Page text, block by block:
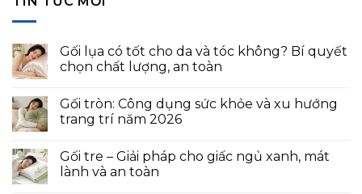
Gối lụa có tốt cho da và tóc không? Bí quyết
chọn chất lượng, an toàn
Gối tròn: Công dụng sức khỏe và xu hướng
trang trí năm 2026
Gối tre – Giải pháp cho giấc ngủ xanh, mát
lành và an toàn